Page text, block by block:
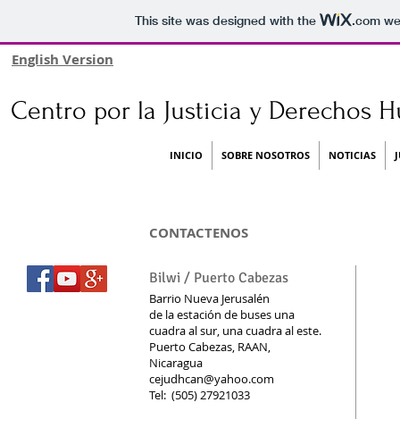
This site was designed with the .com
English Version
Centro por la Justicia y Derechos
INICIO SOBRE NOSOTROS NOTICIAS
CONTACTENOS
Bilwi / Puerto Cabezas
Barrio Nueva Jerusalén
de la estación de buses una
cuadra al sur, una cuadra al este.
Puerto Cabezas, RAAN,
Nicaragua
cejudhcan@yahoo.com
Tel: (505) 27921033